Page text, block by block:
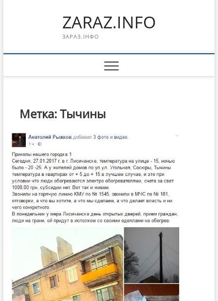
ZARAZ.INFO
ЗАРАЗ.ІНФО
Метка:Тычины